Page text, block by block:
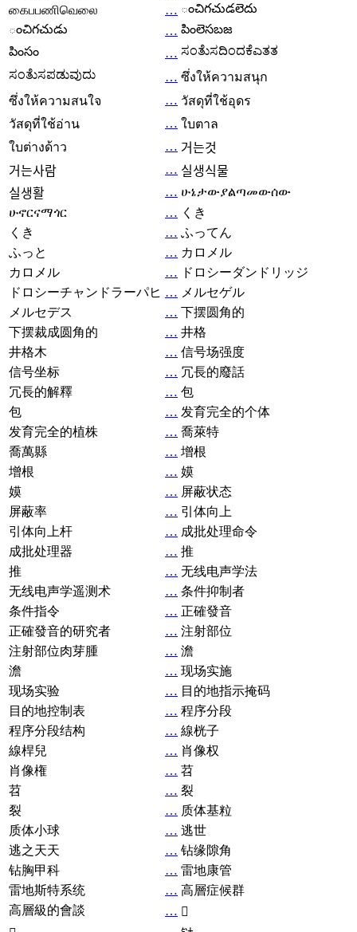
கைபபணிவெலை
… ంచిగచుడలెదు
ంచిగచుడు
… పింలెసబజ
పింసం
… ಸಂತೆುಸದಿಂದಕೆಎತತ
ಸಂತೆುಸಪಡುವುದು
… ซึ่งให้ความสนุก
ซึ่งให้ความสนใจ
… วัสดุที่ใช้อุดร
วัสดุที่ใช้อ่าน
… ใบตาล
ใบต่างด้าว
… 거는것
거는사람
… 실생식물
실생활
… ሁኔታውያልጣመውሰው
ሁኖርናማጎር
… くき
くき
… ふってん
ふっと
… カロメル
カロメル
… ドロシーダンドリッジ
ドロシーチャンドラーパヒ … メルセゲル
メルセデス
… 下摆圆角的
下摆裁成圆角的
… 井格
井格木
… 信号场强度
信号坐标
… 冗長的廢話
冗長的解釋
… 包
包
… 发育完全的个体
发育完全的植株
… 喬萊特
喬萬縣
… 增根
增根
… 嫫
嫫
… 屏蔽状态
屏蔽率
… 引体向上
引体向上杆
… 成批处理命令
成批处理器
… 推
推
… 无线电声学法
无线电声学遥测术
… 条件抑制者
条件指令
… 正確發音
正確發音的研究者
… 注射部位
注射部位肉芽腫
… 澹
澹
… 现场实施
现场实验
… 目的地指示掩码
目的地控制表
… 程序分段
程序分段结构
… 線桄子
線桿兒
… 肖像权
肖像権
… 苕
苕
… 裂
裂
… 质体基粒
质体小球
… 逃世
逃之天天
… 钻缘隙角
钻胸甲科
… 雷地康管
雷地斯特系统
… 高層症候群
高層級的會談
… 𧘞